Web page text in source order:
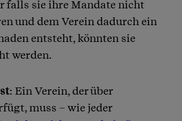
falls sie ihre Mandate nicht
und dem Verein dadurch ein
entsteht, könnten sie
werden.
: Ein Verein, der über
muss – wie jeder